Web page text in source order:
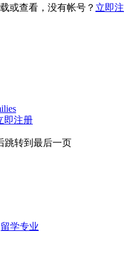
或查看，没有帐号？ 立即
即注册
跳转到最后一页
留学专业